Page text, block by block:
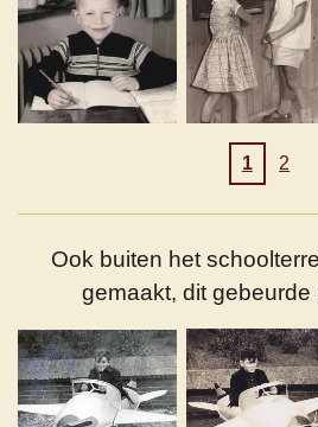
1 2
Ook buiten het
gemaakt, dit gebeurde